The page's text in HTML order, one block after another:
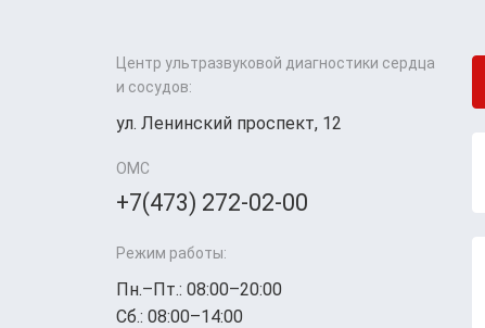
Центр ультразвуковой диагностики сердца
и сосудов:
ул. Ленинский проспект, 12
ОМС
+7(473) 272-02-00
Режим работы:
Пн.–Пт.: 08:00–20:00
Сб.: 08:00–14:00